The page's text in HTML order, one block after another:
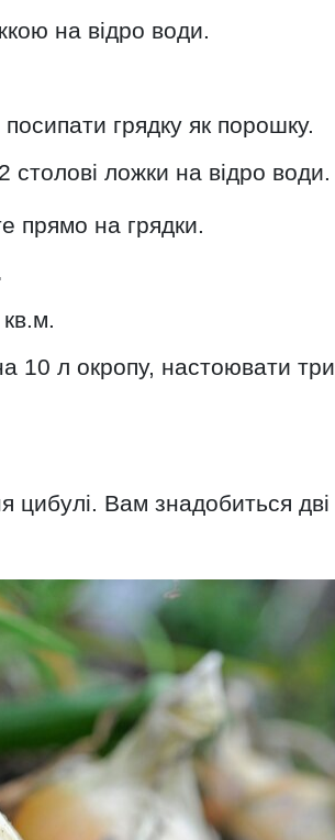
на відро води.
грядку як порошку.
столові ложки на відро води.
прямо на грядки.
10 л окропу, настоювати три
цибулі. Вам знадобиться дві